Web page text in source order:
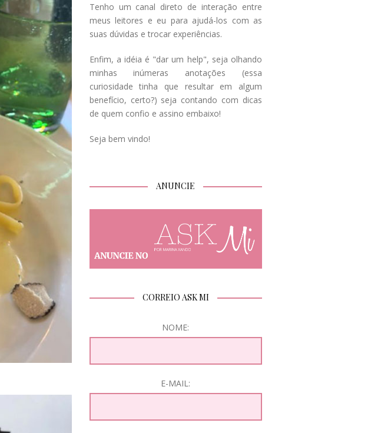
Tenho um canal direto de interação entre
meus leitores e eu para ajudá-los com as
suas dúvidas e trocar experiências.
Enfim, a idéia é "dar um help", seja olhando
minhas inúmeras anotações (essa
curiosidade tinha que resultar em algum
benefício, certo?) seja contando com dicas
de quem confio e assino embaixo!
Seja bem vindo!
ANUNCIE
CORREIO ASK MI
NOME:
E-MAIL: